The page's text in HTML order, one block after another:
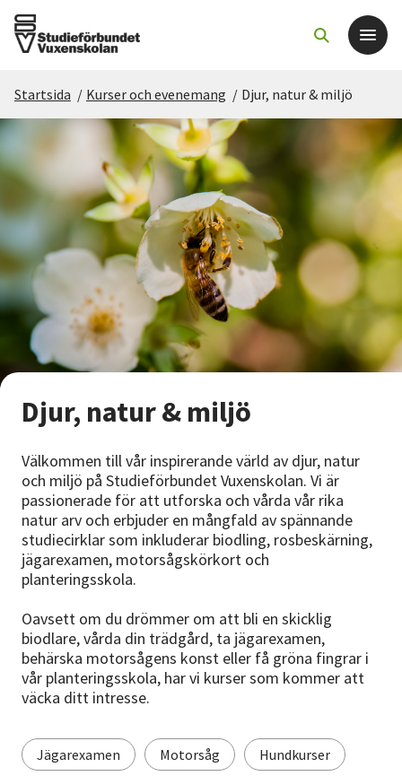
Det här gör vi
För dig som
Sök kurser och evenemang
Om SV
Starta studiecirkel
Cirkelledare
Nyheter
Avdelningar
Lyssna
Startsida / Kurser och evenemang / Djur, natur & miljö
Djur, natur & miljö
Välkommen till vår inspirerande värld av djur, natur
och miljö på Studieförbundet Vuxenskolan. Vi är
passionerade för att utforska och vårda vår rika
natur arv och erbjuder en mångfald av spännande
studiecirklar som inkluderar biodling, rosbeskärning,
jägarexamen, motorsågskörkort och
planteringsskola.
Oavsett om du drömmer om att bli en skicklig
biodlare, vårda din trädgård, ta jägarexamen,
behärska motorsågens konst eller få gröna fingrar i
vår planteringsskola, har vi kurser som kommer att
väcka ditt intresse.
Jägarexamen Motorsåg Hundkurser